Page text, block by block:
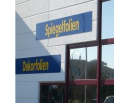
Varianten
auf.
Die
Optionen
können
auf